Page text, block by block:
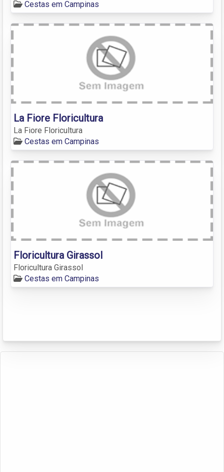
Cestas em Campinas
La Fiore Floricultura
La Fiore Floricultura
Cestas em Campinas
Floricultura Girassol
Floricultura Girassol
Cestas em Campinas